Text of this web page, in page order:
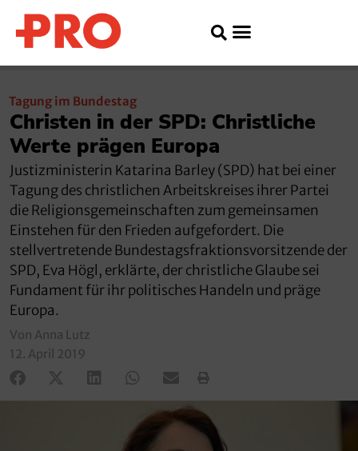
Tagung im Bundestag
Christen in der SPD: Christliche
Werte prägen Europa
Justizministerin Katarina Barley (SPD) hat bei einer
Tagung des christlichen Arbeitskreises ihrer Partei
die Religionsgemeinschaften zum gemeinsamen
Einstehen für den Frieden aufgefordert. Die
stellvertretende Bundestagsfraktionsvorsitzende der
SPD, Eva Högl, erklärte, der christliche Glaube sei
Fundament für ihr politisches Handeln und präge
Europa.
Von Anna Lutz
12. April 2019